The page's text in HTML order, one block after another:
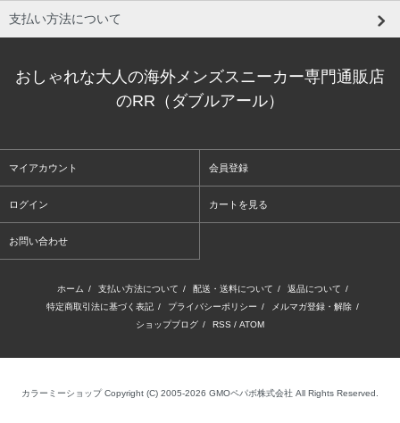
支払い方法について
おしゃれな大人の海外メンズスニーカー専門通販店
のRR（ダブルアール）
マイアカウント 会員登録
ログイン カートを見る
お問い合わせ
ホーム / 支払い方法について / 配送・送料について / 返品について /
特定商取引法に基づく表記 / プライバシーポリシー / メルマガ登録・解除 /
ショップブログ / RSS / ATOM
カラーミーショップCopyright (C) 2005-2026 GMOペパボ株式会社 All Rights Reserved.